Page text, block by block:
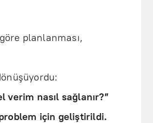
planlanması,
verim nasıl sağlanır?”
için geliştirildi.